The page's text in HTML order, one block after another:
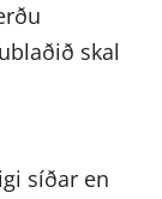
skal
síðar en